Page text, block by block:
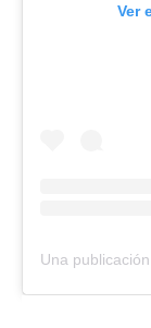
Ver